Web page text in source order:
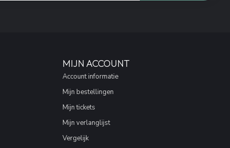
MIJN ACCOUNT
Account informatie
Mijn bestellingen
Mijn tickets
Mijn verlanglijst
Vergelijk